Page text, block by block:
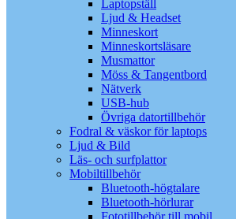
Laptopställ
Ljud & Headset
Minneskort
Minneskortsläsare
Musmattor
Möss & Tangentbord
Nätverk
USB-hub
Övriga datortillbehör
Fodral & väskor för laptops
Ljud & Bild
Läs- och surfplattor
Mobiltillbehör
Bluetooth-högtalare
Bluetooth-hörlurar
Fototillbehör till mobil